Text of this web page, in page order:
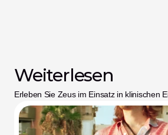
Weiterlesen
Erleben Sie Zeus im Einsatz in klinischen